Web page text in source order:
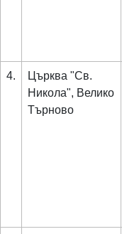
4.
Църква "Св.
Никола", Велико
Търново